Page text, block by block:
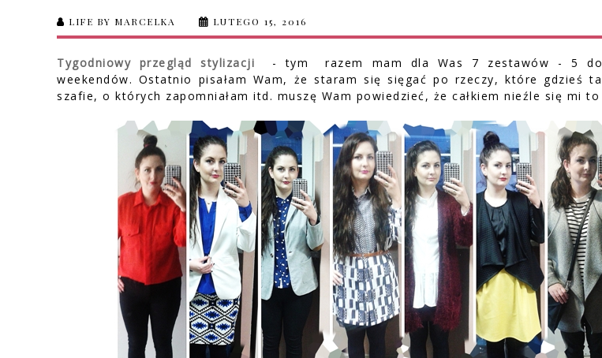
LIFE BY MARCELKA LUTEGO 15, 2016
Tygodniowy przegląd stylizacji - tym razem mam dla Was 7 zestawów - 5
weekendów. Ostatnio pisałam Wam, że staram się sięgać po rzeczy, które gdzieś
szafie, o których zapomniałam itd. muszę Wam powiedzieć, że całkiem nieźle się mi